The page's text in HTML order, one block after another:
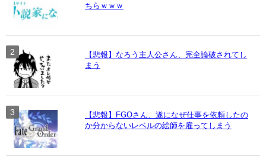
ちらｗｗｗ
【悲報】なろう主人公さん、完全論破されてし
まう
【悲報】FGOさん、遂になぜ仕事を依頼したの
か分からないレベルの絵師を雇ってしまう